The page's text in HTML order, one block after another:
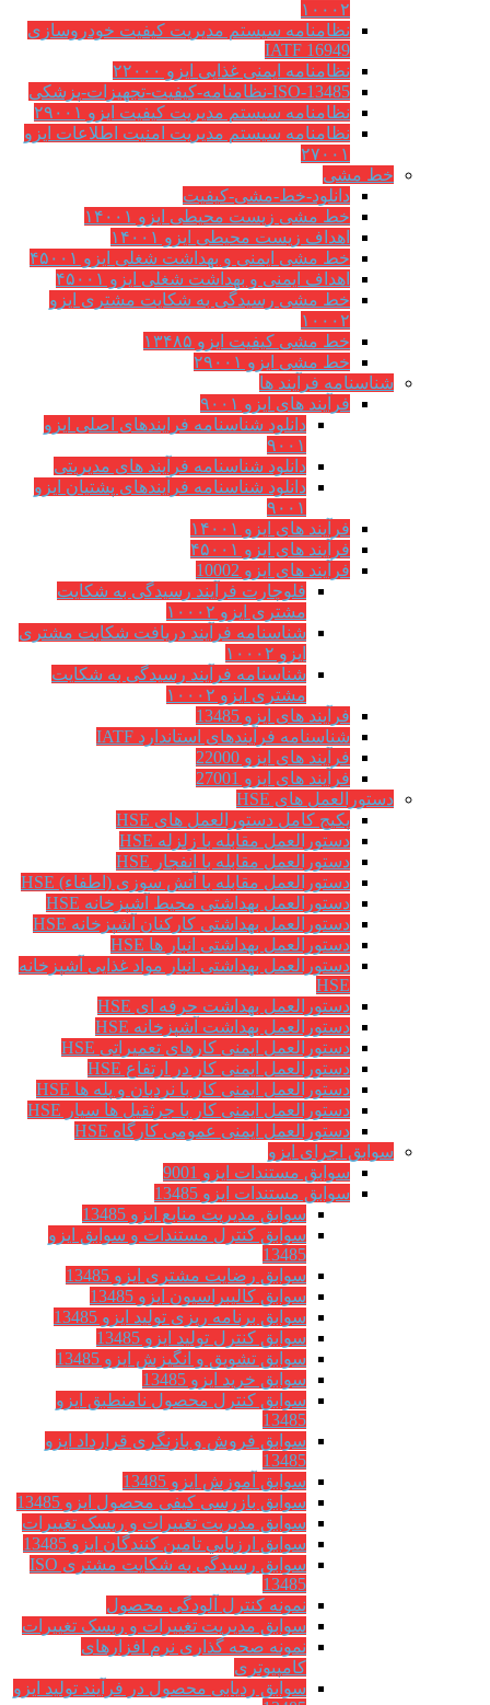
۱۰۰۰۲
نظامنامه سیستم مدیریت کیفیت خودروسازی
IATF 16949
نظامنامه ایمنی غذایی ایزو ۲۲۰۰۰
ISO-13485-نظامنامه-کیفیت-تجهیزات-پزشکی
نظامنامه سیستم مدیریت کیفیت ایزو ۲۹۰۰۱
نظامنامه سیستم مدیریت امنیت اطلاعات ایزو
۲۷۰۰۱
خط مشی
دانلود-خط-مشی-کیفیت
خط مشی زیست محیطی ایزو ۱۴۰۰۱
اهداف زیست محیطی ایزو ۱۴۰۰۱
خط مشی ایمنی و بهداشت شغلی ایزو ۴۵۰۰۱
اهداف ایمنی و بهداشت شغلی ایزو ۴۵۰۰۱
خط مشی رسیدگی به شکایت مشتری ایزو
۱۰۰۰۲
خط مشی کیفیت ایزو ۱۳۴۸۵
خط مشی ایزو ۲۹۰۰۱
شناسنامه فرآیند ها
فرآیند های ایزو ۹۰۰۱
دانلود شناسنامه فرایندهای اصلی ایزو
۹۰۰۱
دانلود شناسنامه فرآیند های مدیریتی
دانلود شناسنامه فرآیندهای پشتیان ایزو
۹۰۰۱
فرآیند های ایزو ۱۴۰۰۱
فرآیند های ایزو ۴۵۰۰۱
فرآیند های ایزو 10002
فلوچارت فرآیند رسیدگی به شکایت
مشتری ایزو ۱۰۰۰۲
شناسنامه فرآیند دریافت شکایت مشتری
ایزو ۱۰۰۰۲
شناسنامه فرآیند رسیدگی به شکایت
مشتری ایزو ۱۰۰۰۲
فرآیند های ایزو 13485
شناسنامه فرآیندهای استاندارد IATF
فرآیند های ایزو 22000
فرآیند های ایزو 27001
دستورالعمل های HSE
پکیج کامل دستورالعمل های HSE
دستورالعمل مقابله با زلزله HSE
دستورالعمل مقابله با انفجار HSE
دستورالعمل مقابله با آتش سوزی (اطفاء) HSE
دستورالعمل بهداشتی محیط آشپزخانه HSE
دستورالعمل بهداشتی کارکنان آشپزخانه HSE
دستورالعمل بهداشتی انبار ها HSE
دستورالعمل بهداشتی انبار مواد غذایی آشپزخانه
HSE
دستورالعمل بهداشت حرفه ای HSE
دستورالعمل بهداشت آشپزخانه HSE
دستورالعمل ایمنی کارهای تعمیراتی HSE
دستورالعمل ایمنی کار در ارتفاع HSE
دستورالعمل ایمنی کار با نردبان و پله ها HSE
دستورالعمل ایمنی کار با جرثقیل ها سیار HSE
دستورالعمل ایمنی عمومی کارگاه HSE
سوابق اجرای ایزو
سوابق مستندات ایزو 9001
سوابق مستندات ایزو 13485
سوابق مدیریت منابع ایزو 13485
سوابق کنترل مستندات و سوابق ایزو
13485
سوابق رضایت مشتری ایزو 13485
سوابق كاليبراسيون ایزو 13485
سوابق برنامه ریزی تولید ایزو 13485
سوابق کنترل تولید ایزو 13485
سوابق تشویق و انگیزش ایزو 13485
سوابق خرید ایزو 13485
سوابق کنترل محصول نامنطبق ایزو
13485
سوابق فروش و بازنگری قرارداد ایزو
13485
سوابق آموزش ایزو 13485
سوابق بازرسی کیفی محصول ایزو 13485
سوابق مدیریت تغییرات و ریسک تغییرات
سوابق ارزيابي تامين كنندگان ایزو 13485
سوابق رسیدگی به شکایت مشتری ISO
13485
نمونه کنترل آلودگی محصول
سوابق مدیریت تغییرات و ریسک تغییرات
نمونه صحه گذاری نرم افزارهای
کامپیوتری
سوابق ردیابی محصول در فرآیند تولید ایزو